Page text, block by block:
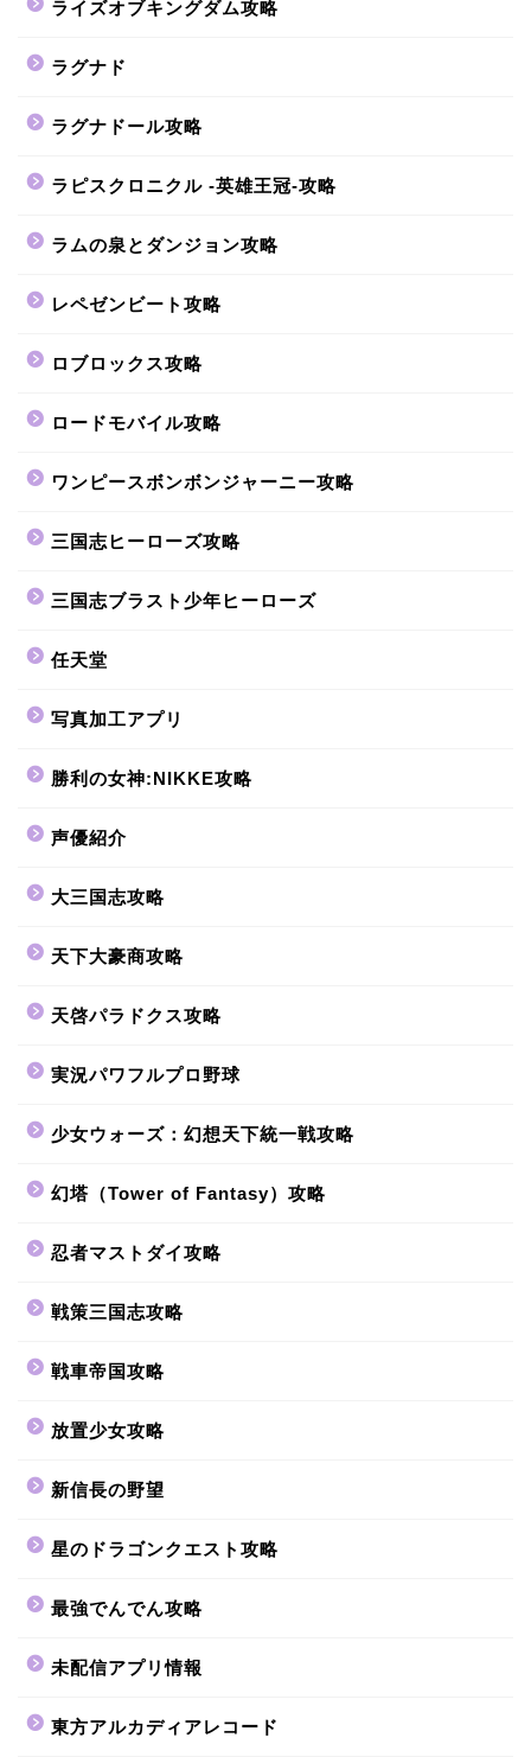
ライズオブキングダム攻略
ラグナド
ラグナドール攻略
ラピスクロニクル -英雄王冠-攻略
ラムの泉とダンジョン攻略
レペゼンビート攻略
ロブロックス攻略
ロードモバイル攻略
ワンピースボンボンジャーニー攻略
三国志ヒーローズ攻略
三国志ブラスト少年ヒーローズ
任天堂
写真加工アプリ
勝利の女神:NIKKE攻略
声優紹介
大三国志攻略
天下大豪商攻略
天啓パラドクス攻略
実況パワフルプロ野球
少女ウォーズ：幻想天下統一戦攻略
幻塔（Tower of Fantasy）攻略
忍者マストダイ攻略
戦策三国志攻略
戦車帝国攻略
放置少女攻略
新信長の野望
星のドラゴンクエスト攻略
最強でんでん攻略
未配信アプリ情報
東方アルカディアレコード